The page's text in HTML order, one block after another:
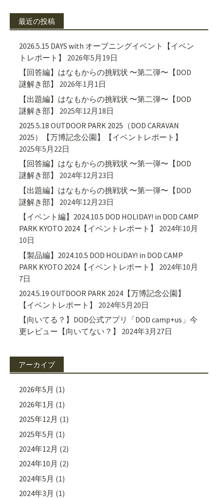
最近の投稿
2026.5.15 DAYS with オープニングイベント【イベン
トレポート】
2026年5月19日
【回答編】はなもからの挑戦状 〜第二弾〜【DOD
謎解き部】
2026年1月1日
【出題編】はなもからの挑戦状 〜第二弾〜【DOD
謎解き部】
2025年12月18日
2025.5.18 OUTDOOR PARK 2025（DOD CARAVAN
2025）【万博記念公園】【イベントレポート】
2025年5月22日
【回答編】はなもからの挑戦状 〜第一弾〜【DOD
謎解き部】
2024年12月23日
【出題編】はなもからの挑戦状 〜第一弾〜【DOD
謎解き部】
2024年12月23日
【イベント編】2024.10.5 DOD HOLIDAY! in DOD CAMP
PARK KYOTO 2024【イベントレポート】
2024年10月
10日
【製品編】2024.10.5 DOD HOLIDAY! in DOD CAMP
PARK KYOTO 2024【イベントレポート】
2024年10月
7日
2024.5.19 OUTDOOR PARK 2024【万博記念公園】
【イベントレポート】
2024年5月20日
【向いてる？】DOD公式アプリ「DOD camp+us」今
更レビュー【向いてない？】
2024年3月27日
アーカイブ
2026年5月 (1)
2026年1月 (1)
2025年12月 (1)
2025年5月 (1)
2024年12月 (2)
2024年10月 (2)
2024年5月 (1)
2024年3月 (1)